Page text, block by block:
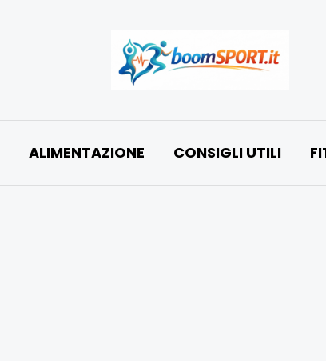
ALIMENTAZIONE CONSIGLI UTILI